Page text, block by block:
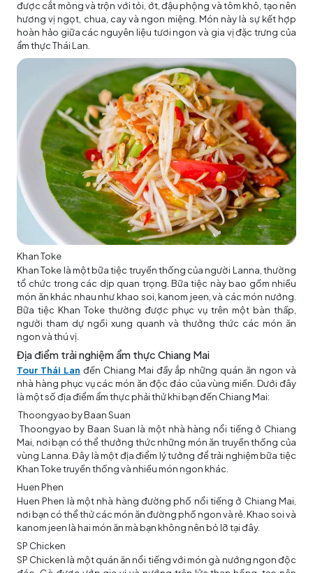
được cắt mỏng và trộn với tỏi, ớt, đậu phộng và tôm khô, tạo nên
hương vị ngọt, chua, cay và ngon miệng. Món này là sự kết hợp
hoàn hảo giữa các nguyên liệu tươi ngon và gia vị đặc trưng của
ẩm thực Thái Lan.
Khan Toke
Khan Toke là một bữa tiệc truyền thống của người Lanna, thường
tổ chức trong các dịp quan trọng. Bữa tiệc này bao gồm nhiều
món ăn khác nhau như khao soi, kanom jeen, và các món nướng.
Bữa tiệc Khan Toke thường được phục vụ trên một bàn thấp,
người tham dự ngồi xung quanh và thưởng thức các món ăn
ngon và thú vị.
Địa điểm trải nghiệm ẩm thực Chiang Mai
Tour Thái Lan đến Chiang Mai đầy ắp những quán ăn ngon và
nhà hàng phục vụ các món ăn độc đáo của vùng miền. Dưới đây
là một số địa điểm ẩm thực phải thử khi bạn đến Chiang Mai:
Thoongyao by Baan Suan
Thoongyao by Baan Suan là một nhà hàng nổi tiếng ở Chiang
Mai, nơi bạn có thể thưởng thức những món ăn truyền thống của
vùng Lanna. Đây là một địa điểm lý tưởng để trải nghiệm bữa tiệc
Khan Toke truyền thống và nhiều món ngon khác.
Huen Phen
Huen Phen là một nhà hàng đường phố nổi tiếng ở Chiang Mai,
nơi bạn có thể thử các món ăn đường phố ngon và rẻ. Khao soi và
kanom jeen là hai món ăn mà bạn không nên bỏ lỡ tại đây.
SP Chicken
SP Chicken là một quán ăn nổi tiếng với món gà nướng ngon độc